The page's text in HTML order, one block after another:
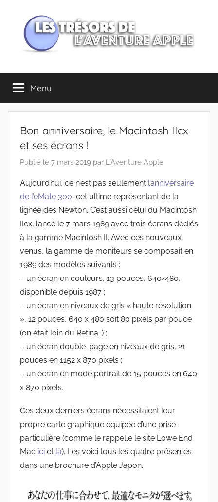
contenu
Les
trésors
de
l'Aventure
Apple
Menu
Bon anniversaire, le Macintosh IIcx
et ses écrans !
Publié le 7 mars 2019 par L'Aventure Apple
Aujourd’hui, ce n’est pas seulement l’anniversaire
de l’eMate 300, cet ultime représentant de la
lignée des Newton. C’est aussi celui du Macintosh
IIcx, lancé le 7 mars 1989 avec trois écrans dédiés
à la gamme Macintosh II. Avec ces nouveaux
venus, la gamme de moniteurs se composait en
1989 des modèles suivants :
– un écran en couleurs, 13 pouces, 640×480,
disponible depuis 1987 ;
– un écran en niveaux de gris « haute résolution
», 12 pouces, 640 x 480 soit 80 pixels par pouce
(on était loin du Retina…) ;
– un écran double-page en niveaux de gris, 21
pouces en 1152 x 870 pixels ;
– un écran en mode portrait de 15 pouces en 640
x 870 pixels.
Ces deux derniers écrans nécessitaient leur
propre carte graphique équipée d’une prise
particulière (comme le rappelle le site Lowe End
Mac ici et là). Les voici tous les quatre présentés
dans une brochure d’Apple Japon.